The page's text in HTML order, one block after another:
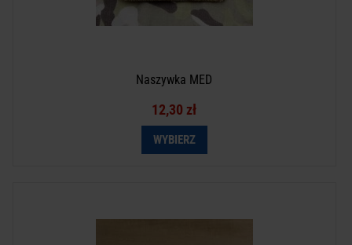
Naszywka MED
12,30 zł
WYBIERZ